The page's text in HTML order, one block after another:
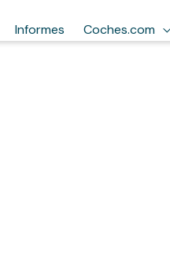
Informes Coches.com